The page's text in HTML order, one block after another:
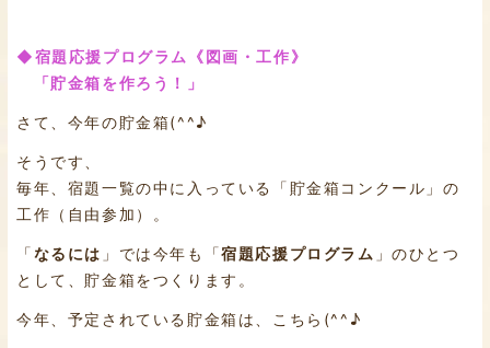
◆宿題応援プログラム《図画・工作》
「貯金箱を作ろう！」
さて、今年の貯金箱(^^♪
そうです、
毎年、宿題一覧の中に入っている「貯金箱コンクール」の
工作（自由参加）。
「なるには 」では今年も「宿題応援プログラム 」のひとつ
として、貯金箱をつくります。
今年、予定されている貯金箱は、こちら(^^♪